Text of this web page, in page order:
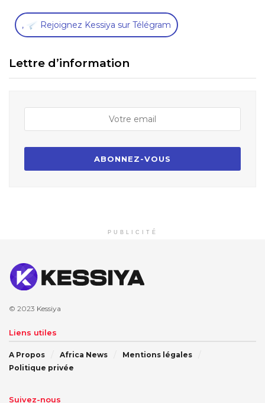
, Rejoignez Kessiya sur Télégram
Lettre d’information
PUBLICITÉ
© 2023 Kessiya
Liens utiles
A Propos Africa News
Mentions légales
Politique privée
Suivez-nous